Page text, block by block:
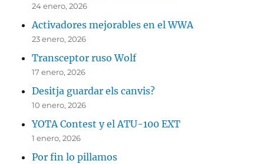
24 enero, 2026
Activadores mejorables en el WWA
23 enero, 2026
Transceptor ruso Wolf
17 enero, 2026
Desitja guardar els canvis?
10 enero, 2026
YOTA Contest y el ATU-100 EXT
1 enero, 2026
Por fin lo pillamos